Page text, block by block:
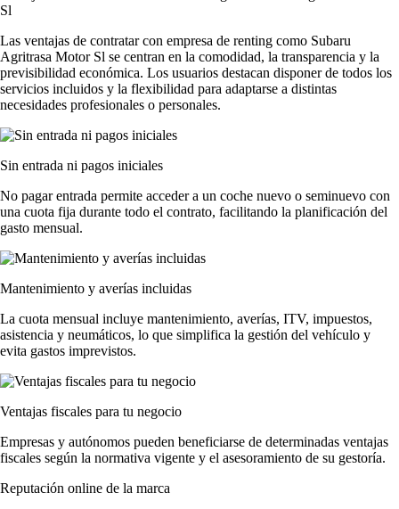
Sl
Las ventajas de contratar con empresa de renting como Subaru
Agritrasa Motor Sl se centran en la comodidad, la transparencia y la
previsibilidad económica. Los usuarios destacan disponer de todos los
servicios incluidos y la flexibilidad para adaptarse a distintas
necesidades profesionales o personales.
Sin entrada ni pagos iniciales
No pagar entrada permite acceder a un coche nuevo o seminuevo con
una cuota fija durante todo el contrato, facilitando la planificación del
gasto mensual.
Mantenimiento y averías incluidas
La cuota mensual incluye mantenimiento, averías, ITV, impuestos,
asistencia y neumáticos, lo que simplifica la gestión del vehículo y
evita gastos imprevistos.
Ventajas fiscales para tu negocio
Empresas y autónomos pueden beneficiarse de determinadas ventajas
fiscales según la normativa vigente y el asesoramiento de su gestoría.
Reputación online de la marca